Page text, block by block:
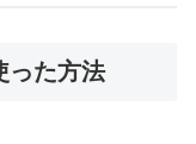
った方法